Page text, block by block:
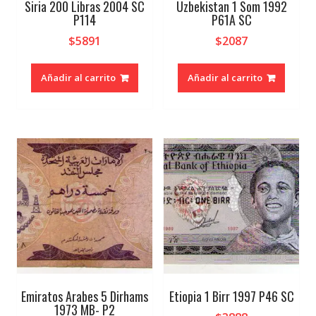
Siria 200 Libras 2004 SC
P114
$5891
Añadir al carrito
Uzbekistan 1 Som 1992
P61A SC
$2087
Añadir al carrito
Emiratos Arabes 5 Dirhams
1973 MB- P2
Etiopia 1 Birr 1997 P46 SC